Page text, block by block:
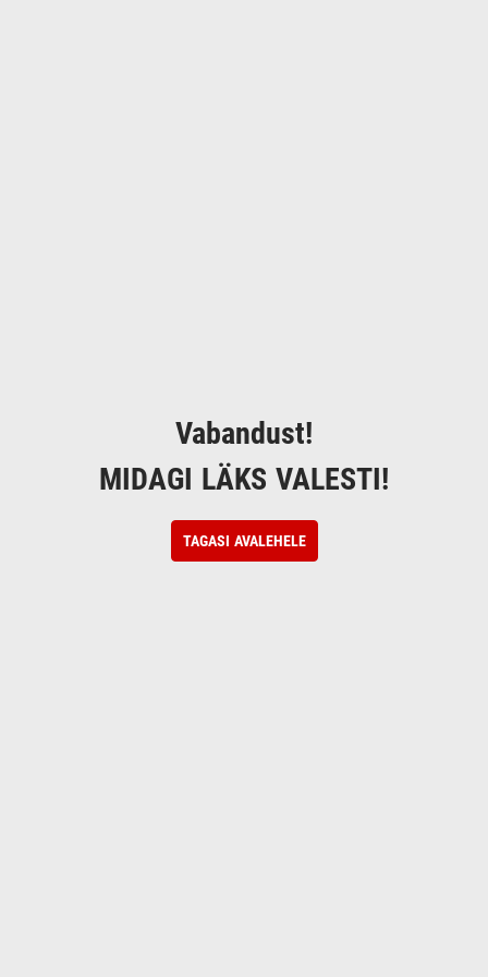
Vabandust!
MIDAGI LÄKS VALESTI!
TAGASI AVALEHELE